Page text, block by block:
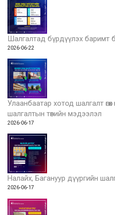
Шалгалтад бүрдүүлэх баримт
2026-06-22
Улаанбаатар хотод шалгалт өгөх
шалгалтын төвийн мэдээлэл
2026-06-17
Налайх, Багануур дүүргийн
2026-06-17